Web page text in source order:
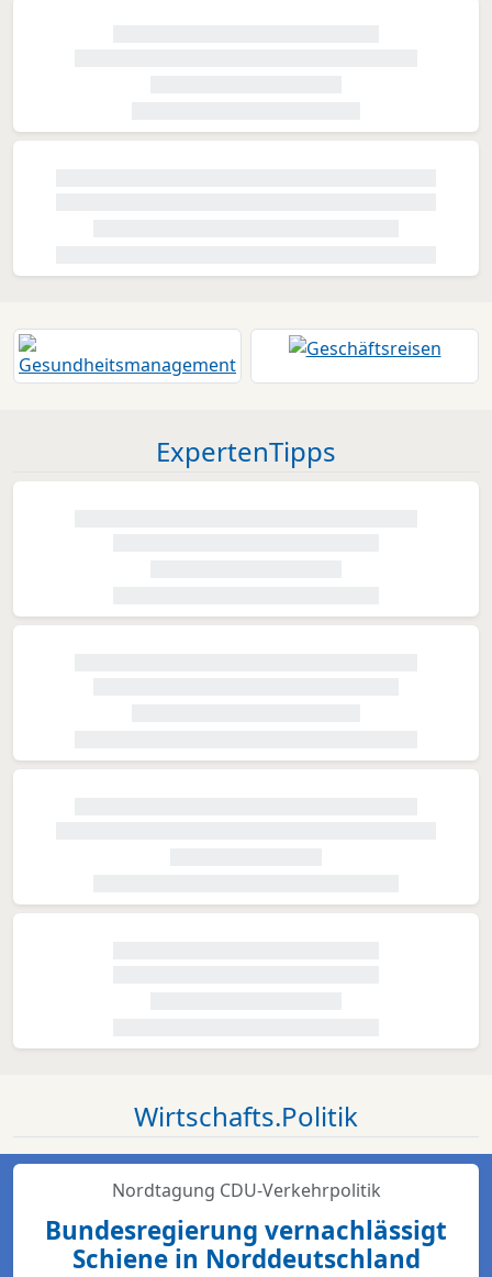
ExpertenTipps
Wirtschafts.Politik
Nordtagung CDU-Verkehrpolitik
Bundesregierung vernachlässigt
Schiene in Norddeutschland